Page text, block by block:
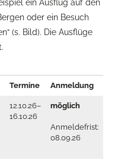
ein Ausflug auf den
oder ein Besuch
(s. Bild). Die Ausflüge
Termine Anmeldung
12.10.26–
16.10.26
möglich
Anmeldefrist:
08.09.26